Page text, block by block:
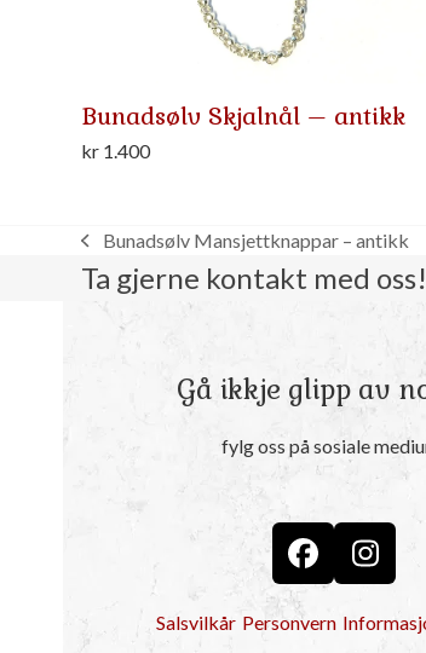
Bunadsølv Skjalnål – antikk
kr 1.400
previous
post:
Bunadsølv Mansjettknappar – antikk
Ta gjerne kontakt med oss!
Gå ikkje glipp av
fylg oss på sosiale
Facebook
Salsvilkår Personvern